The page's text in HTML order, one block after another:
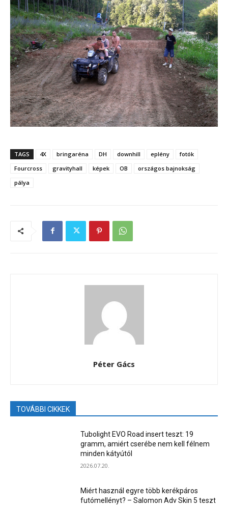
TAGS 4X bringaréna DH downhill eplény
fotók
Fourcross
gravityhall képek OB
országos bajnokság
pálya
Péter Gács
TOVÁBBI CIKKEK
Tubolight EVO Road insert teszt: 19
gramm, amiért cserébe nem kell félnem
minden kátyútól
2026.07.20.
Miért használ egyre több kerékpáros
futómellényt? – Salomon Adv Skin 5 teszt